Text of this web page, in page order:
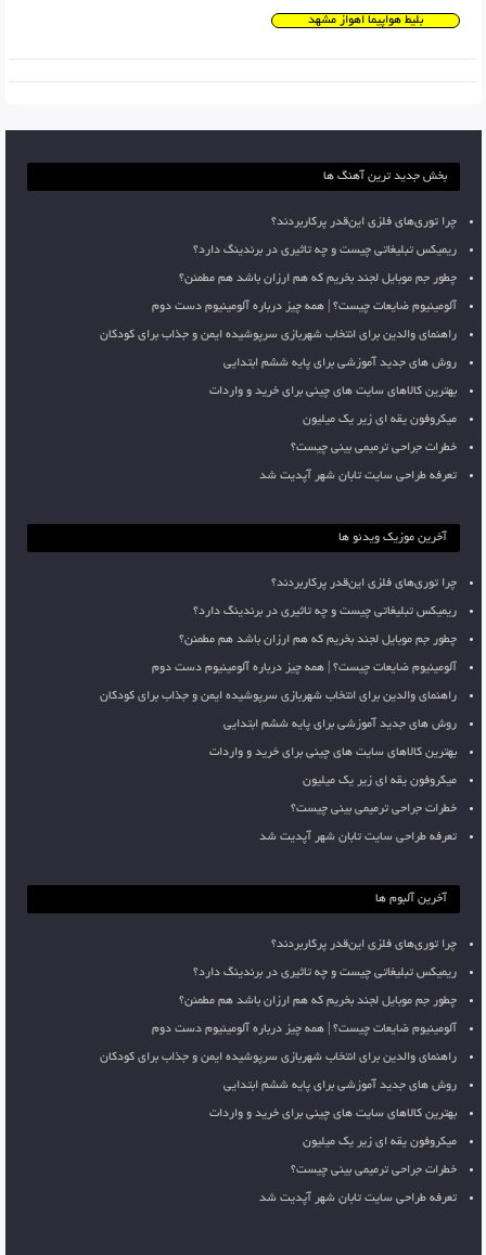
بلیط هواپیما اهواز مشهد
بخش جدید ترین آهنگ ها
چرا توری‌های فلزی این‌قدر پرکاربردند؟
ریمیکس تبلیغاتی چیست و چه تاثیری در برندینگ دارد؟
چطور جم موبایل لجند بخریم که هم ارزان باشد هم مطمئن؟
آلومینیوم ضایعات چیست؟ | همه چیز درباره آلومینیوم دست دوم
راهنمای والدین برای انتخاب شهربازی سرپوشیده ایمن و جذاب برای کودکان
روش های جدید آموزشی برای پایه ششم ابتدایی
بهترین کالاهای سایت های چینی برای خرید و واردات
میکروفون یقه ای زیر یک میلیون
خطرات جراحی ترمیمی بینی چیست؟
تعرفه طراحی سایت تابان شهر آپدیت شد
آخرین موزیک ویدئو ها
چرا توری‌های فلزی این‌قدر پرکاربردند؟
ریمیکس تبلیغاتی چیست و چه تاثیری در برندینگ دارد؟
چطور جم موبایل لجند بخریم که هم ارزان باشد هم مطمئن؟
آلومینیوم ضایعات چیست؟ | همه چیز درباره آلومینیوم دست دوم
راهنمای والدین برای انتخاب شهربازی سرپوشیده ایمن و جذاب برای کودکان
روش های جدید آموزشی برای پایه ششم ابتدایی
بهترین کالاهای سایت های چینی برای خرید و واردات
میکروفون یقه ای زیر یک میلیون
خطرات جراحی ترمیمی بینی چیست؟
تعرفه طراحی سایت تابان شهر آپدیت شد
آخرین آلبوم ها
چرا توری‌های فلزی این‌قدر پرکاربردند؟
ریمیکس تبلیغاتی چیست و چه تاثیری در برندینگ دارد؟
چطور جم موبایل لجند بخریم که هم ارزان باشد هم مطمئن؟
آلومینیوم ضایعات چیست؟ | همه چیز درباره آلومینیوم دست دوم
راهنمای والدین برای انتخاب شهربازی سرپوشیده ایمن و جذاب برای کودکان
روش های جدید آموزشی برای پایه ششم ابتدایی
بهترین کالاهای سایت های چینی برای خرید و واردات
میکروفون یقه ای زیر یک میلیون
خطرات جراحی ترمیمی بینی چیست؟
تعرفه طراحی سایت تابان شهر آپدیت شد